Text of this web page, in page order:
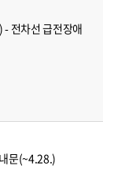
전차선 급전장애
문(~4.28.)